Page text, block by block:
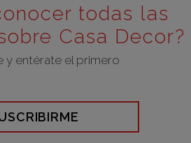
todas las
Casa Decor?
y entérate el primero